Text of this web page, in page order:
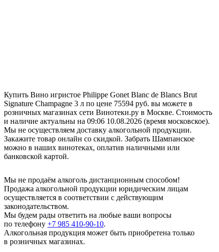
Купить Вино игристое Philippe Gonet Blanc de Blancs Brut
Signature Champagne 3 л по цене 75594 руб. вы можете в
розничных магазинах сети Винотеки.ру в Москве. Стоимость
и наличие актуальны на 09:06 10.08.2026 (время московское).
Мы не осуществляем доставку алкогольной продукции.
Закажите товар онлайн со скидкой. Забрать Шампанское
можно в наших винотеках, оплатив наличными или
банковской картой.
Мы не продаём алкоголь дистанционным способом!
Продажа алкогольной продукции юридическим лицам
осуществляется в соответствии с действующим
законодательством.
Мы будем рады ответить на любые ваши вопросы
по телефону +7 985 410-90-10.
Алкогольная продукция может быть приобретена только
в розничных магазинах.